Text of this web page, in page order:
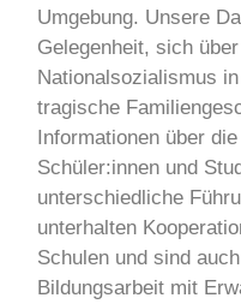
Umgebung. Unsere
Gelegenheit, sich
Nationalsozialismus
tragische
Informationen über
Schüler:innen und
unterschiedliche
unterhalten
Schulen und sind
Bildungsarbeit mit